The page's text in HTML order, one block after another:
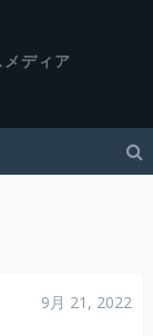
ディア
9月 21, 2022